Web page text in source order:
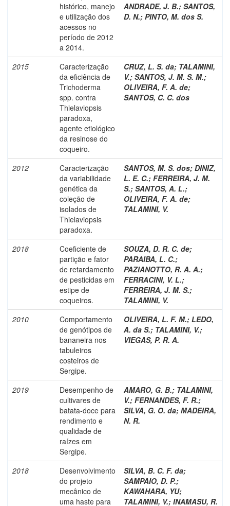
histórico, manejo
e utilização dos
acessos no
período de 2012
a 2014.
ANDRADE, J. B.; SANTOS,
D. N.; PINTO, M. dos S.
2015
Caracterização
da eficiência de
Trichoderma
spp. contra
Thielaviopsis
paradoxa,
agente etiológico
da resinose do
coqueiro.
CRUZ, L. S. da; TALAMINI,
V.; SANTOS, J. M. S. M.;
OLIVEIRA, F. A. de;
SANTOS, C. C. dos
2012
Caracterização
da variabilidade
genética da
coleção de
isolados de
Thielaviopsis
paradoxa.
SANTOS, M. S. dos; DINIZ,
L. E. C.; FERREIRA, J. M.
S.; SANTOS, A. L.;
OLIVEIRA, F. A. de;
TALAMINI, V.
2018
Coeficiente de
partição e fator
de retardamento
de pesticidas em
estipe de
coqueiros.
SOUZA, D. R. C. de;
PARAIBA, L. C.;
PAZIANOTTO, R. A. A.;
FERRACINI, V. L.;
FERREIRA, J. M. S.;
TALAMINI, V.
2010
Comportamento
de genótipos de
bananeira nos
tabuleiros
costeiros de
Sergipe.
OLIVEIRA, L. F. M.; LEDO,
A. da S.; TALAMINI, V.;
VIEGAS, P. R. A.
2019
Desempenho de
cultivares de
batata-doce para
rendimento e
qualidade de
raízes em
Sergipe.
AMARO, G. B.; TALAMINI,
V.; FERNANDES, F. R.;
SILVA, G. O. da; MADEIRA,
N. R.
2018
Desenvolvimento
do projeto
mecânico de
uma haste para
SILVA, B. C. F. da;
SAMPAIO, D. P.;
KAWAHARA, YU;
TALAMINI, V.; INAMASU, R.